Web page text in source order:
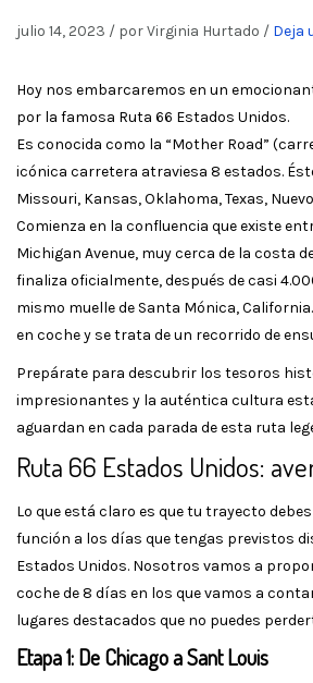
julio 14, 2023 / por Virginia Hurtado / Deja
Hoy nos embarcaremos en un
por la famosa Ruta 66 Estados Unidos.
Es conocida como la “Mother Road”
icónica carretera atraviesa 8 estados.
Missouri, Kansas, Oklahoma, Texas,
Comienza en la confluencia que existe
Michigan Avenue, muy cerca de la costa
finaliza oficialmente, después de casi
mismo muelle de Santa Mónica,
en coche y se trata de un recorrido de
Prepárate para descubrir los tesoros
impresionantes y la auténtica cultura
aguardan en cada parada de esta ruta
Ruta 66 Estados Unidos:
Lo que está claro es que tu trayecto
función a los días que tengas previstos
Estados Unidos. Nosotros vamos a
coche de 8 días en los que vamos a
lugares destacados que no puedes
Etapa 1: De Chicago a Sant Louis